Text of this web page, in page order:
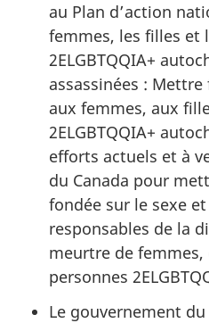
au Plan d’action
femmes, les filles et
2ELGBTQQIA+
assassinées :
aux femmes, aux
2ELGBTQQIA+
efforts actuels et à
du Canada pour
fondée sur le sexe
responsables de la
meurtre de
personnes
Le gouvernement du